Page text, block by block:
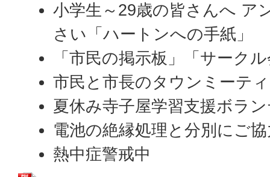
小学生～29歳の皆さんへ ア
さい「ハートンへの手紙」
「市民の掲示板」「サーク
市民と市長のタウンミーテ
夏休み寺子屋学習支援ボラ
電池の絶縁処理と分別にご
熱中症警戒中